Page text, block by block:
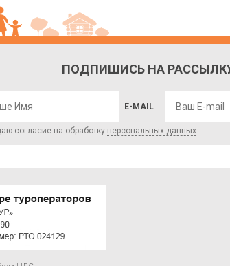
ПОДПИШИСЬ НА
E-MAIL
согласие на обработку персональных данных